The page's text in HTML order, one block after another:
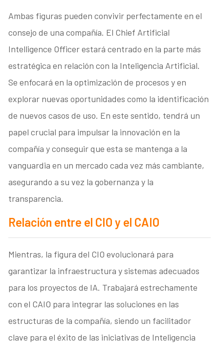
Ambas figuras pueden convivir perfectamente en el
consejo de una compañía. El Chief Artificial
Intelligence Officer estará centrado en la parte más
estratégica en relación con la Inteligencia Artificial.
Se enfocará en la optimización de procesos y en
explorar nuevas oportunidades como la identificación
de nuevos casos de uso. En este sentido, tendrá un
papel crucial para impulsar la innovación en la
compañía y conseguir que esta se mantenga a la
vanguardia en un mercado cada vez más cambiante,
asegurando a su vez la gobernanza y la
transparencia.
Relación entre el CIO y el CAIO
Mientras, la figura del CIO evolucionará para
garantizar la infraestructura y sistemas adecuados
para los proyectos de IA. Trabajará estrechamente
con el CAIO para integrar las soluciones en las
estructuras de la compañía, siendo un facilitador
clave para el éxito de las iniciativas de Inteligencia